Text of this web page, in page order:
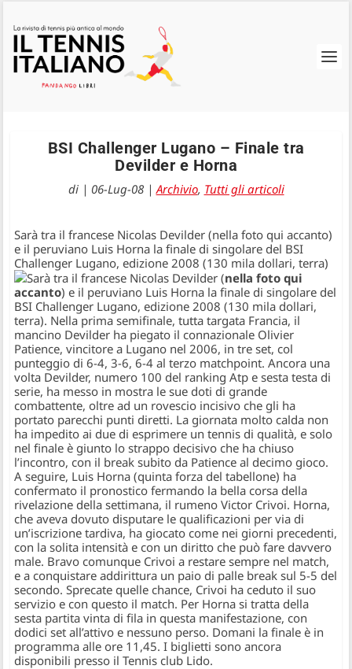
BSI Challenger Lugano – Finale tra
Devilder e Horna
di | 06-Lug-08|Archivio, Tutti gli articoli
Sarà tra il francese Nicolas Devilder (nella foto qui accanto)
e il peruviano Luis Horna la finale di singolare del BSI
Challenger Lugano, edizione 2008 (130 mila dollari, terra)
Sarà tra il francese Nicolas Devilder (nella foto qui
accanto) e il peruviano Luis Horna la finale di singolare del
BSI Challenger Lugano, edizione 2008 (130 mila dollari,
terra). Nella prima semifinale, tutta targata Francia, il
mancino Devilder ha piegato il connazionale Olivier
Patience, vincitore a Lugano nel 2006, in tre set, col
punteggio di 6-4, 3-6, 6-4 al terzo matchpoint. Ancora una
volta Devilder, numero 100 del ranking Atp e sesta testa di
serie, ha messo in mostra le sue doti di grande
combattente, oltre ad un rovescio incisivo che gli ha
portato parecchi punti diretti. La giornata molto calda non
ha impedito ai due di esprimere un tennis di qualità, e solo
nel finale è giunto lo strappo decisivo che ha chiuso
l’incontro, con il break subito da Patience al decimo gioco.
A seguire, Luis Horna (quinta forza del tabellone) ha
confermato il pronostico fermando la bella corsa della
rivelazione della settimana, il rumeno Victor Crivoi. Horna,
che aveva dovuto disputare le qualificazioni per via di
un’iscrizione tardiva, ha giocato come nei giorni precedenti,
con la solita intensità e con un diritto che può fare davvero
male. Bravo comunque Crivoi a restare sempre nel match,
e a conquistare addirittura un paio di palle break sul 5-5 del
secondo. Sprecate quelle chance, Crivoi ha ceduto il suo
servizio e con questo il match. Per Horna si tratta della
sesta partita vinta di fila in questa manifestazione, con
dodici set all’attivo e nessuno perso. Domani la finale è in
programma alle ore 11,45. I biglietti sono ancora
disponibili presso il Tennis club Lido.